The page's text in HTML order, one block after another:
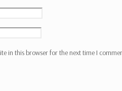
in this browser for the next time I